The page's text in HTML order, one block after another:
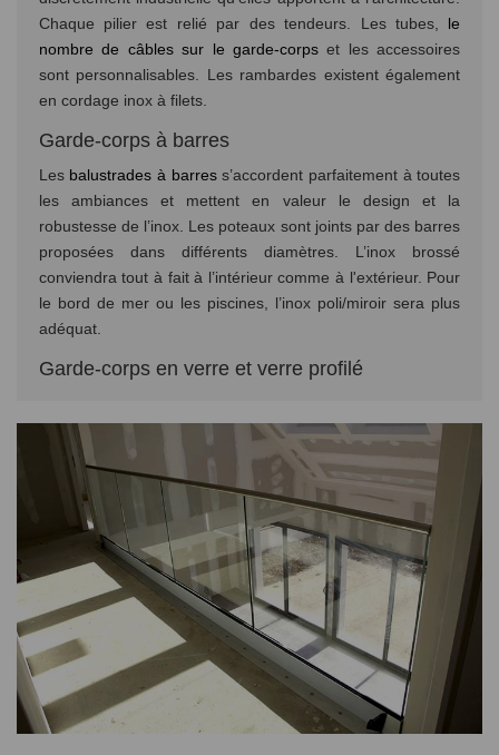
Chaque pilier est relié par des tendeurs. Les tubes, le
nombre de câbles sur le garde-corpset les accessoires
sont personnalisables. Les rambardes existent également
en cordage inox à filets.
Garde-corps à barres
Les balustrades à barress’accordent parfaitement à toutes
les ambiances et mettent en valeur le design et la
robustesse de l’inox. Les poteaux sont joints par des barres
proposées dans différents diamètres. L’inox brossé
conviendra tout à fait à l’intérieur comme à l'extérieur. Pour
le bord de mer ou les piscines, l’inox poli/miroir sera plus
adéquat.
Garde-corps en verre et verre profilé